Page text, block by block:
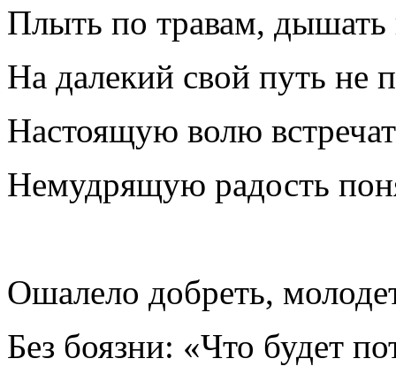
Плыть по травам, дышать
На далекий свой путь не
Настоящую волю
Немудрящую радость
Ошалело добреть,
Без боязни: «Что будет